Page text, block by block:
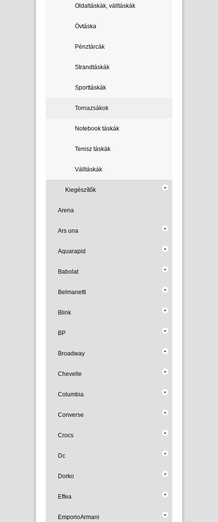
Oldaltáskák, válltáskák
Övtáska
Pénztárcák
Strandtáskák
Sporttáskák
Tornazsákok
Notebook táskák
Tenisz táskák
Válltáskák
Kiegészítők
Arena
Ars una
Aquarapid
Babolat
Belmanetti
Blink
BP
Broadway
Chevelle
Columbia
Converse
Crocs
Dc
Dorko
Effea
EmporioArmani